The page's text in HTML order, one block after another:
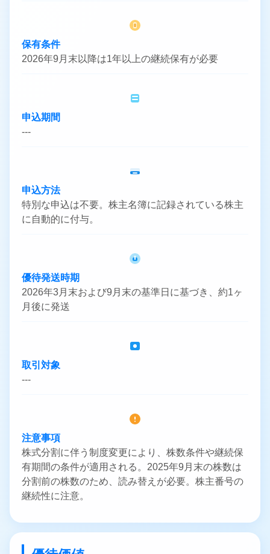
保有条件
2026年9月末以降は1年以上の継続保有が必要
申込期間
---
申込方法
特別な申込は不要。株主名簿に記録されている株主
に自動的に付与。
優待発送時期
2026年3月末および9月末の基準日に基づき、約1ヶ
月後に発送
取引対象
---
注意事項
株式分割に伴う制度変更により、株数条件や継続保
有期間の条件が適用される。2025年9月末の株数は
分割前の株数のため、読み替えが必要。株主番号の
継続性に注意。